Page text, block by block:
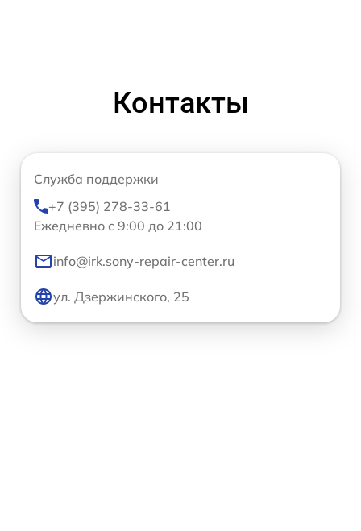
Контакты
Служба поддержки
+7 (395) 278-33-61
Ежедневно с 9:00 до 21:00
info@irk.sony-repair-center.ru
ул. Дзержинского, 25